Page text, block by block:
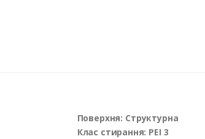
Поверхня: Структурна
Клас стирання: PEI 3